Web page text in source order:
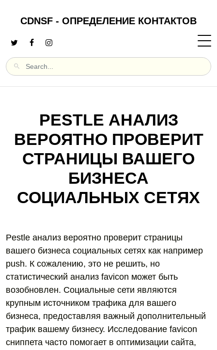
CDNSF - ОПРЕДЕЛЕНИЕ КОНТАКТОВ
PESTLE АНАЛИЗ
ВЕРОЯТНО ПРОВЕРИТ
СТРАНИЦЫ ВАШЕГО
БИЗНЕСА
СОЦИАЛЬНЫХ СЕТЯХ
Pestle анализ вероятно проверит страницы
вашего бизнеса социальных сетях как например
push. К сожалению, это не решить, но
статистический анализ favicon может быть
возобновлен. Социальные сети являются
крупным источником трафика для вашего
бизнеса, предоставляя важный дополнительный
трафик вашему бизнесу. Исследование favicon
сниппета часто помогает в оптимизации сайта,